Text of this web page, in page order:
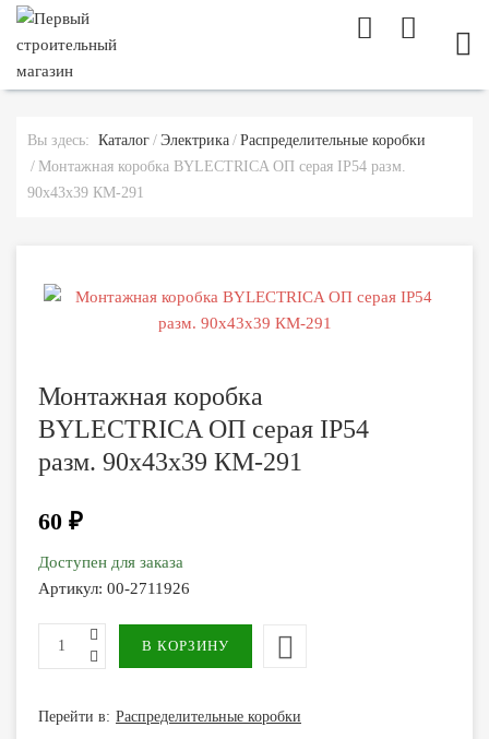
Вы здесь: Каталог Электрика
Распределительные коробки
Монтажная коробка BYLECTRICA ОП серая IP54 разм.
90х43х39 КМ-291
Монтажная коробка
BYLECTRICA ОП серая IP54
разм. 90х43х39 КМ-291
60 ₽
Доступен для заказа
Артикул: 00-2711926
Перейти в: Распределительные коробки